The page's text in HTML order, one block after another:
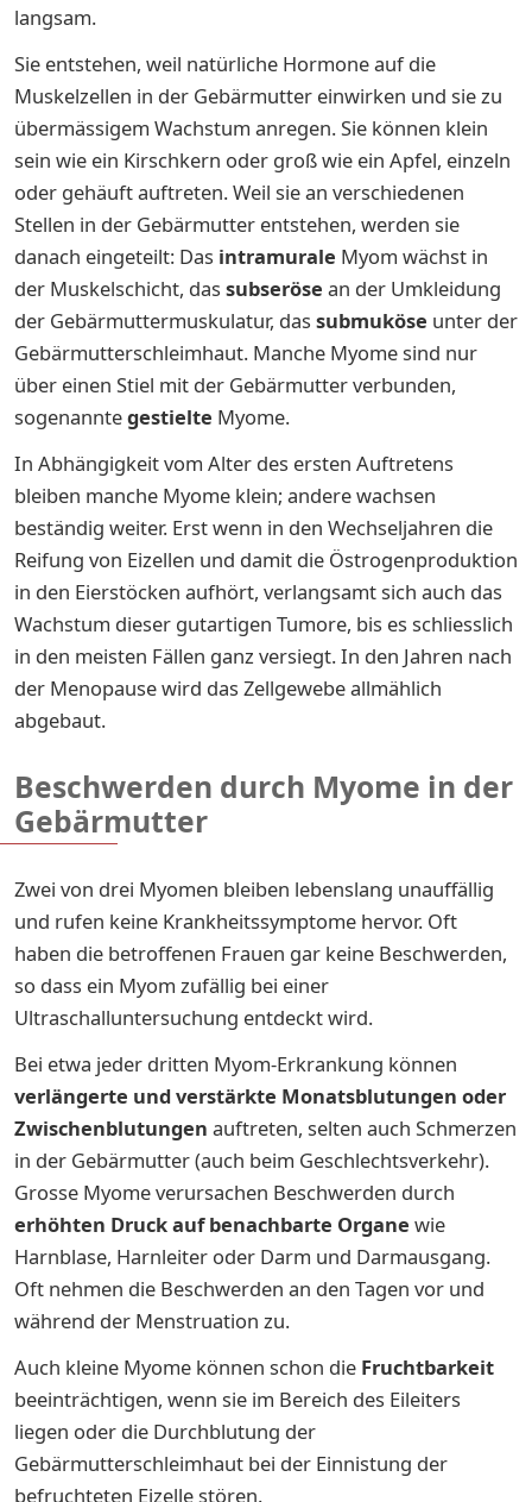
langsam.
Sie entstehen, weil natürliche Hormone auf die
Muskelzellen in der Gebärmutter einwirken und sie zu
übermässigem Wachstum anregen. Sie können klein
sein wie ein Kirschkern oder groß wie ein Apfel, einzeln
oder gehäuft auftreten. Weil sie an verschiedenen
Stellen in der Gebärmutter entstehen, werden sie
danach eingeteilt: Das intramurale Myom wächst in
der Muskelschicht, das subseröse an der Umkleidung
der Gebärmuttermuskulatur, das submuköse unter der
Gebärmutterschleimhaut. Manche Myome sind nur
über einen Stiel mit der Gebärmutter verbunden,
sogenanntegestielte Myome.
In Abhängigkeit vom Alter des ersten Auftretens
bleiben manche Myome klein; andere wachsen
beständig weiter. Erst wenn in den Wechseljahren die
Reifung von Eizellen und damit die Östrogenproduktion
in den Eierstöcken aufhört, verlangsamt sich auch das
Wachstum dieser gutartigen Tumore, bis es schliesslich
in den meisten Fällen ganz versiegt. In den Jahren nach
der Menopause wird das Zellgewebe allmählich
abgebaut.
Beschwerden durch Myome in der
Gebärmutter
Zwei von drei Myomen bleiben lebenslang unauffällig
und rufen keine Krankheitssymptome hervor. Oft
haben die betroffenen Frauen gar keine Beschwerden,
so dass ein Myom zufällig bei einer
Ultraschalluntersuchung entdeckt wird.
Bei etwa jeder dritten Myom-Erkrankung können
verlängerte und verstärkte Monatsblutungen oder
Zwischenblutungen auftreten, selten auch Schmerzen
in der Gebärmutter (auch beim Geschlechtsverkehr).
Grosse Myome verursachen Beschwerden durch
erhöhten Druck auf benachbarte Organe wie
Harnblase, Harnleiter oder Darm und Darmausgang.
Oft nehmen die Beschwerden an den Tagen vor und
während der Menstruation zu.
Auch kleine Myome können schon die Fruchtbarkeit
beeinträchtigen, wenn sie im Bereich des Eileiters
liegen oder die Durchblutung der
Gebärmutterschleimhaut bei der Einnistung der
befruchteten Eizelle stören.